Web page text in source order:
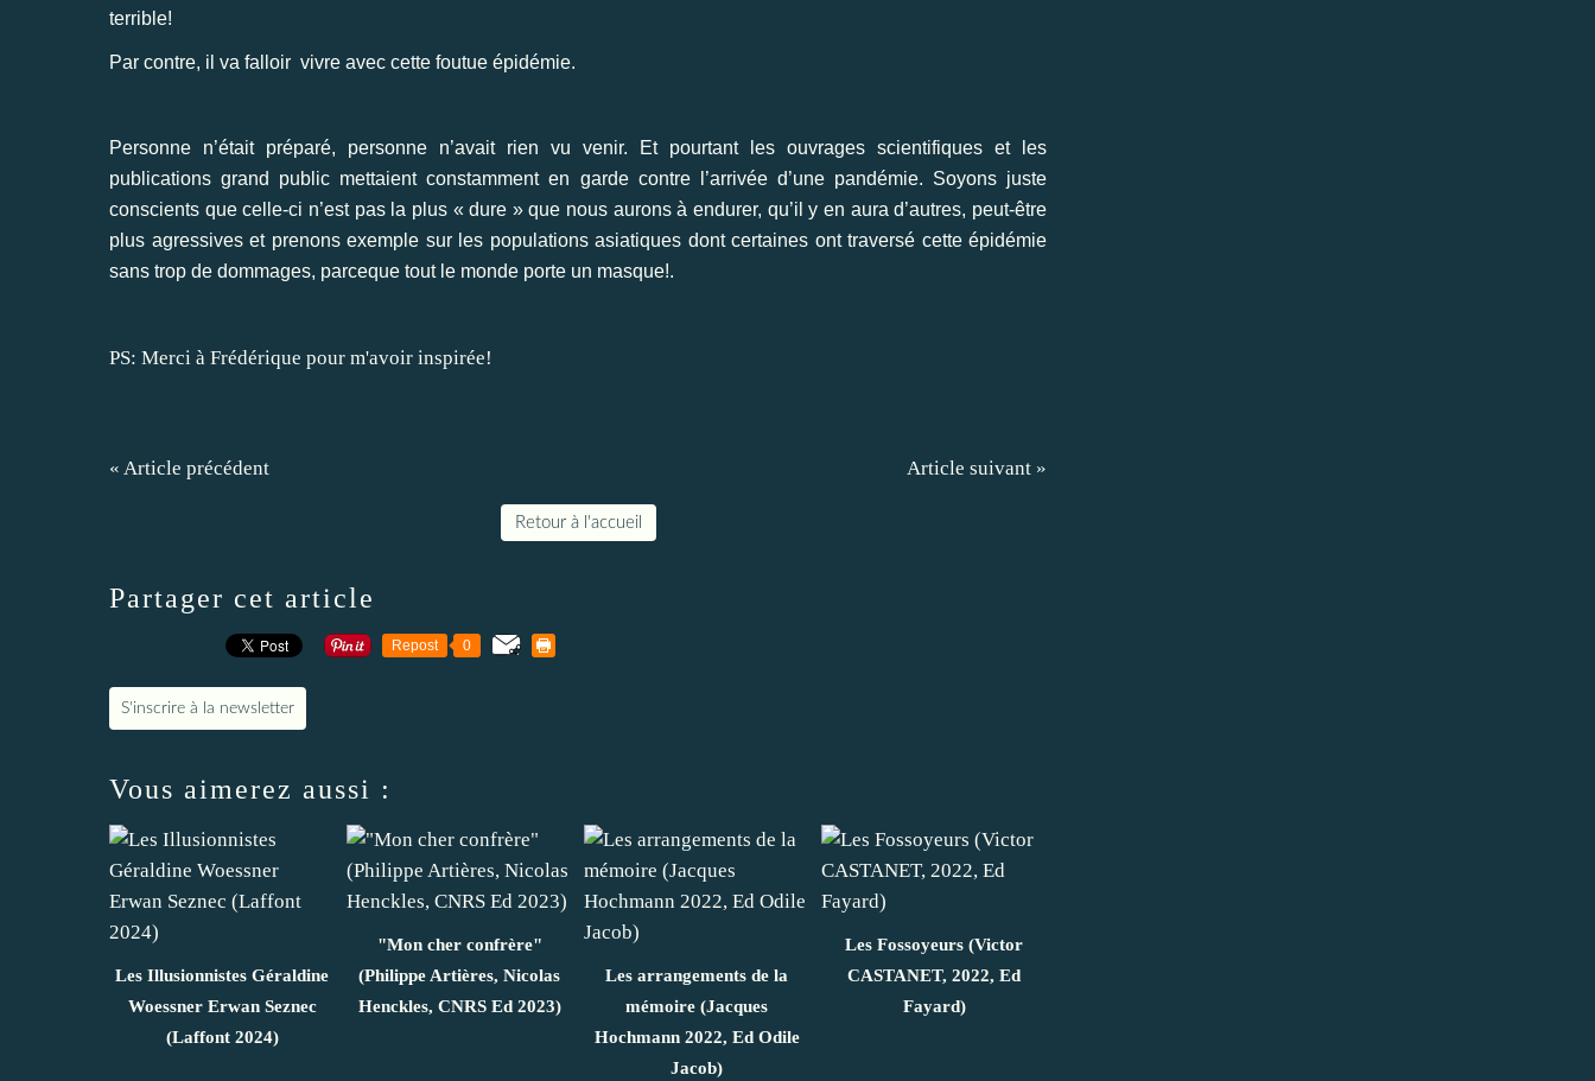
terrible!
Par contre, il va falloir vivre avec cette foutue épidémie.
Personne n’était préparé, personne n’avait rien vu venir. Et pourtant les ouvrages scientifiques et les
publications grand public mettaient constamment en garde contre l’arrivée d’une pandémie. Soyons juste
conscients que celle-ci n’est pas la plus « dure » que nous aurons à endurer, qu’il y en aura d’autres, peut-être
plus agressives et prenons exemple sur les populations asiatiques dont certaines ont traversé cette épidémie
sans trop de dommages, parceque tout le monde porte un masque!.
PS: Merci à Frédérique pour m'avoir inspirée!
« Article précédent Article suivant »
Retour à l'accueil
Partager cet article
Repost 0
S'inscrire à la newsletter
Vous aimerez aussi :
Les Illusionnistes Géraldine
Woessner Erwan Seznec
(Laffont 2024)
"Mon cher confrère"
(Philippe Artières, Nicolas
Henckles, CNRS Ed 2023)
Les arrangements de la
mémoire (Jacques
Hochmann 2022, Ed Odile
Jacob)
Les Fossoyeurs (Victor
CASTANET, 2022, Ed
Fayard)